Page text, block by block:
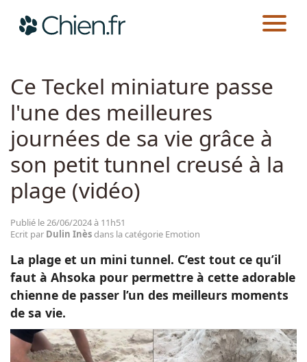
Races
Guides
CHIEN.FR ACTUALITÉS
Ce Teckel miniature passe
l'une des meilleures
journées de sa vie grâce à
son petit tunnel creusé à la
plage (vidéo)
Publié le 26/06/2024 à 11h51
Ecrit par Dulin Inèsdans la catégorie Emotion
La plage et un mini tunnel. C’est tout ce qu’il
faut à Ahsoka pour permettre à cette adorable
chienne de passer l’un des meilleurs moments
de sa vie.